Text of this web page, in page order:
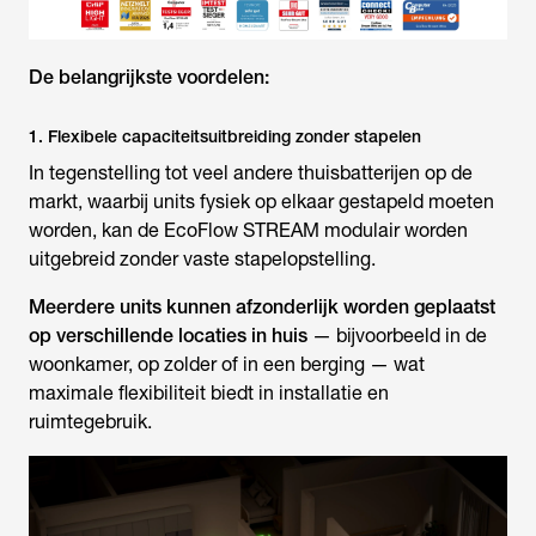
De belangrijkste voordelen:
1. Flexibele capaciteitsuitbreiding zonder stapelen
In tegenstelling tot veel andere thuisbatterijen op de
markt, waarbij units fysiek op elkaar gestapeld moeten
worden, kan de EcoFlow STREAM modulair worden
uitgebreid zonder vaste stapelopstelling.
Meerdere units kunnen afzonderlijk worden geplaatst
op verschillende locaties in huis — bijvoorbeeld in de
woonkamer, op zolder of in een berging — wat
maximale flexibiliteit biedt in installatie en
ruimtegebruik.